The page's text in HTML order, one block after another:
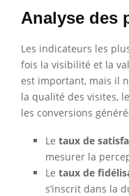
Analyse des
Les indicateurs les
fois la visibilité et la
est important, mais il
la qualité des visites,
les conversions
Le taux de
mesurer la
Le taux de
s’inscrit dans la